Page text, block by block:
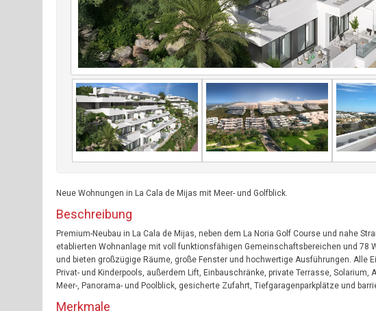
Neue Wohnungen in La Cala de Mijas mit Meer- und Golfblick.
Beschreibung
Premium-Neubau in La Cala de Mijas, neben dem La Noria Golf Course und nahe
etablierten Wohnanlage mit voll funktionsfähigen Gemeinschaftsbereichen und
und bieten großzügige Räume, große Fenster und hochwertige Ausführungen. Alle
Privat- und Kinderpools, außerdem Lift, Einbauschränke, private Terrasse,
Meer-, Panorama- und Poolblick, gesicherte Zufahrt, Tiefgaragenparkplätze und
Merkmale